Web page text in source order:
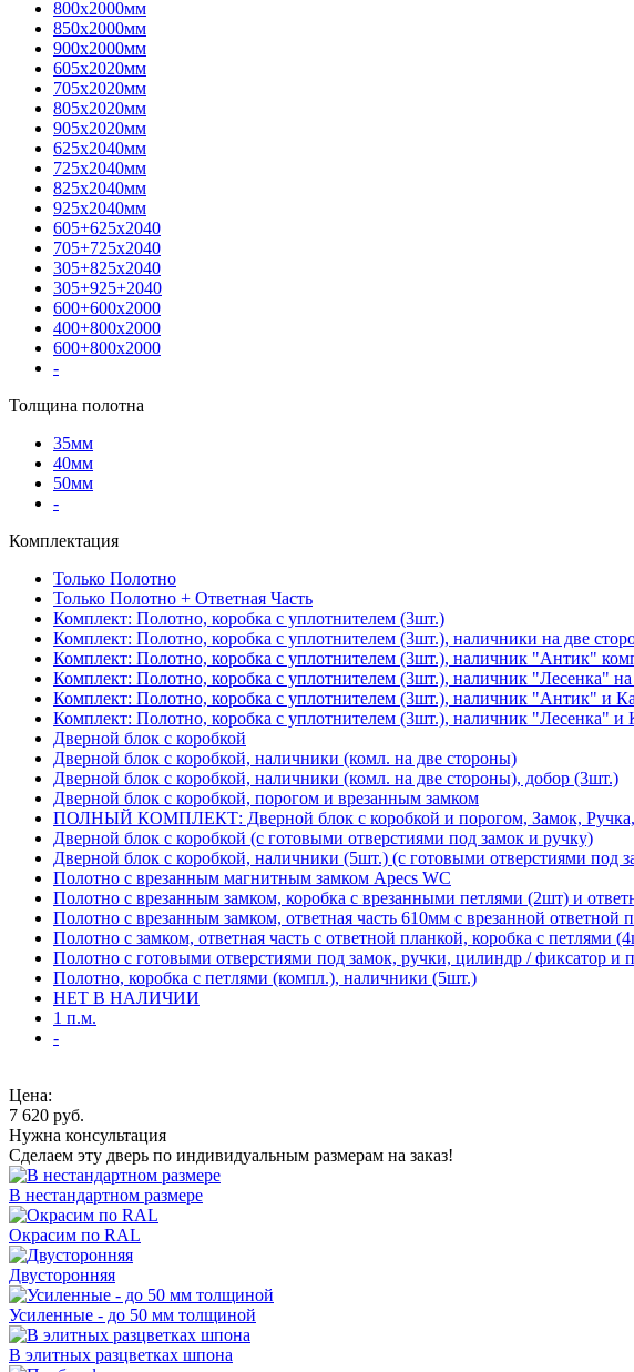
800х2000мм
850х2000мм
900х2000мм
605х2020мм
705х2020мм
805х2020мм
905х2020мм
625х2040мм
725х2040мм
825х2040мм
925х2040мм
605+625х2040
705+725х2040
305+825х2040
305+925+2040
600+600х2000
400+800х2000
600+800х2000
-
Толщина полотна
35мм
40мм
50мм
-
Комплектация
Только Полотно
Только Полотно + Ответная Часть
Комплект: Полотно, коробка с уплотнителем (3шт.)
Комплект: Полотно, коробка с уплотнителем (3шт.), наличники на две
Комплект: Полотно, коробка с уплотнителем (3шт.), наличник "Антик"
Комплект: Полотно, коробка с уплотнителем (3шт.), наличник "Лесенка"
Комплект: Полотно, коробка с уплотнителем (3шт.), наличник "Антик" и
Комплект: Полотно, коробка с уплотнителем (3шт.), наличник "Лесенка" и
Дверной блок с коробкой
Дверной блок с коробкой, наличники (комл. на две стороны)
Дверной блок с коробкой, наличники (комл. на две стороны), добор (3шт.)
Дверной блок с коробкой, порогом и врезанным замком
ПОЛНЫЙ КОМПЛЕКТ: Дверной блок с коробкой и порогом, Замок,
Дверной блок с коробкой (с готовыми отверстиями под замок и ручку)
Дверной блок с коробкой, наличники (5шт.) (с готовыми отверстиями под
Полотно с врезанным магнитным замком Apecs WC
Полотно с врезанным замком, коробка с врезанными петлями (2шт) и
Полотно с врезанным замком, ответная часть 610мм с врезанной ответной
Полотно с замком, ответная часть с ответной планкой, коробка с петлями
Полотно с готовыми отверстиями под замок, ручки, цилиндр / фиксатор и
Полотно, коробка с петлями (компл.), наличники (5шт.)
НЕТ В НАЛИЧИИ
1 п.м.
-
Цена:
7 620 руб.
Нужна консультация
Сделаем эту дверь по индивидуальным размерам на заказ!
В нестандартном размере
Окрасим по RAL
Двусторонняя
Усиленные - до 50 мм толщиной
В элитных разцветках шпона